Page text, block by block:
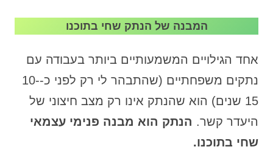
המבנה של הנתק שחי בתוכנו
אחד הגילויים המשמעותיים ביותר בעבודה עם
נתקים משפחתיים (שהתבהר לי רק לפני כ-10-
15 שנים) הוא שהנתק אינו רק מצב חיצוני של
היעדר קשר. הנתק הוא מבנה פנימי עצמאי
שחי בתוכנו.